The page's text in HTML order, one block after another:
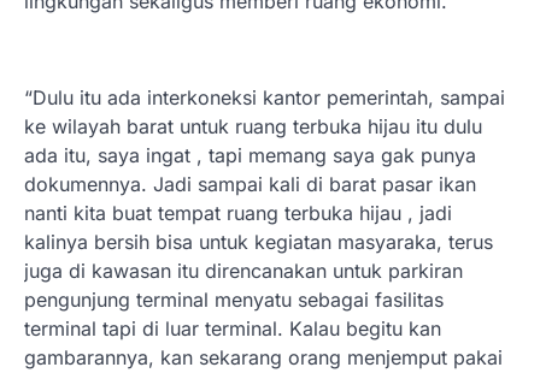
“Dulu itu ada interkoneksi kantor pemerintah, sampai
ke wilayah barat untuk ruang terbuka hijau itu dulu
ada itu, saya ingat , tapi memang saya gak punya
dokumennya. Jadi sampai kali di barat pasar ikan
nanti kita buat tempat ruang terbuka hijau , jadi
kalinya bersih bisa untuk kegiatan masyaraka, terus
juga di kawasan itu direncanakan untuk parkiran
pengunjung terminal menyatu sebagai fasilitas
terminal tapi di luar terminal. Kalau begitu kan
gambarannya, kan sekarang orang menjemput pakai